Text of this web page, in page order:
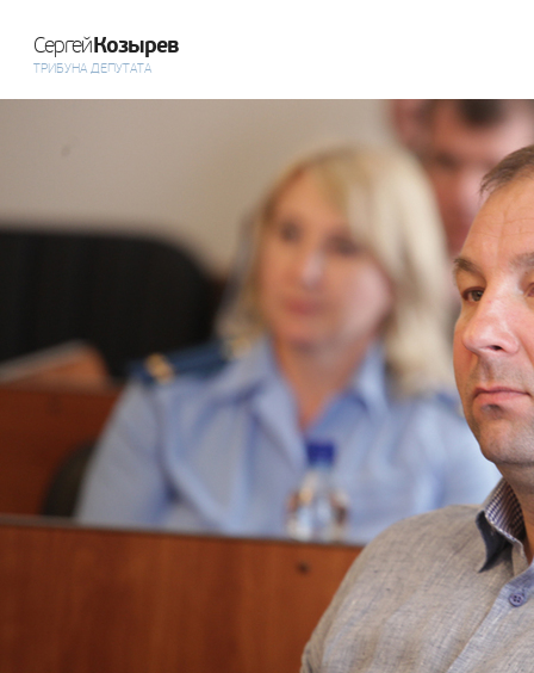
СергейКозырев
ТРИБУНА ДЕПУТАТА